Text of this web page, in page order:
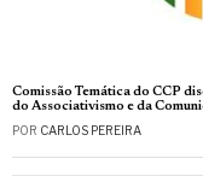
Comissão Temática do CCP
do Associativismo e da
POR CARLOS PEREIRA